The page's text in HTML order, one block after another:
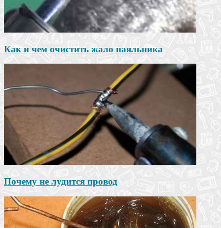
Как и чем очистить жало паяльника
Почему не лудится провод